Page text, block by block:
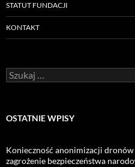
STATUT FUNDACJI
KONTAKT
Szukaj:
OSTATNIE WPISY
Konieczność anonimizacji
zagrożenie bezpieczeństwa